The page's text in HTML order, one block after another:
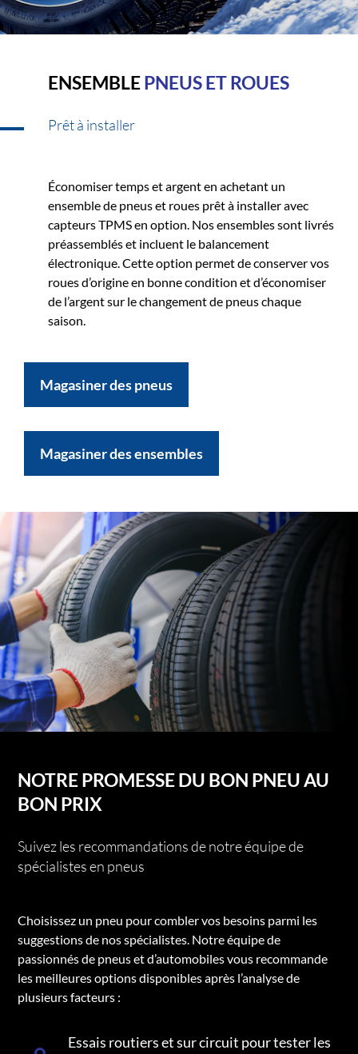
ENSEMBLEPNEUS ET ROUES
Prêt à installer
Économiser temps et argent en achetant un
ensemble de pneus et roues prêt à installer avec
capteurs TPMS en option. Nos ensembles sont livrés
préassemblés et incluent le balancement
électronique. Cette option permet de conserver vos
roues d’origine en bonne condition et d’économiser
de l’argent sur le changement de pneus chaque
saison.
Magasiner des pneus
Magasiner des ensembles
NOTRE PROMESSE DU BON PNEU AU
BON PRIX
Suivez les recommandations de notre équipe de
spécialistes en pneus
Choisissez un pneu pour combler vos besoins parmi les
suggestions de nos spécialistes. Notre équipe de
passionnés de pneus et d’automobiles vous recommande
les meilleures options disponibles après l’analyse de
plusieurs facteurs :
Essais routiers et sur circuit pour tester les